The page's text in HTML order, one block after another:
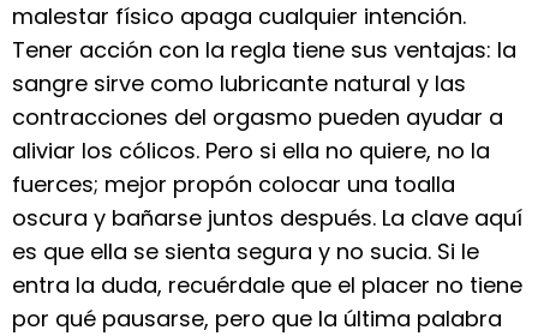
malestar físico apaga cualquier intención.
Tener acción con la regla tiene sus ventajas: la
sangre sirve como lubricante natural y las
contracciones del orgasmo pueden ayudar a
aliviar los cólicos. Pero si ella no quiere, no la
fuerces; mejor propón colocar una toalla
oscura y bañarse juntos después. La clave aquí
es que ella se sienta segura y no sucia. Si le
entra la duda, recuérdale que el placer no tiene
por qué pausarse, pero que la última palabra